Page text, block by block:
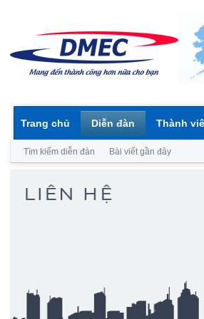
Trang chủ Diễn đàn
Tìm kiếm diễn đàn Bài viết gần đây
Thành